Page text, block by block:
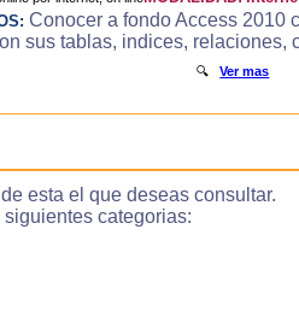
Conocer a fondo Access 2010
sus tablas, indices, relaciones,
🔍Ver mas
esta el que deseas consultar.
categorias: